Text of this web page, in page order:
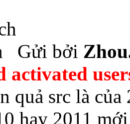
Gửi bởi
activated
quả src là
hay 2011